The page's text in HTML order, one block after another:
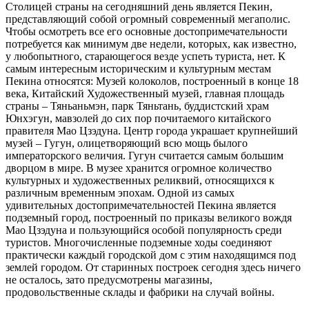
Столицей страны на сегодняшний день является Пекин,
представляющий собой огромный современный мегаполис.
Чтобы осмотреть все его основные достопримечательности
потребуется как минимум две недели, которых, как известно,
у любопытного, старающегося везде успеть туриста, нет. К
самым интересным историческим и культурным местам
Пекина относятся: Музей колоколов, построенный в конце 18
века, Китайский Художественный музей, главная площадь
страны – Тяньаньмэн, парк Тяньтань, буддистский храм
Юнхэгун, мавзолей до сих пор почитаемого китайского
правителя Мао Цзэдуна. Центр города украшает крупнейший
музей – Гугун, олицетворяющий всю мощь былого
императорского величия. Гугун считается самым большим
дворцом в мире. В музее хранится огромное количество
культурных и художественных реликвий, относящихся к
различным временным эпохам. Одной из самых
удивительных достопримечательностей Пекина является
подземный город, построенный по приказы великого вождя
Мао Цзэдуна и пользующийся особой популярность среди
туристов. Многочисленные подземные ходы соединяют
практически каждый городской дом с этим находящимся под
землей городом. От старинных построек сегодня здесь ничего
не осталось, зато предусмотрены магазины,
продовольственные склады и фабрики на случай войны.